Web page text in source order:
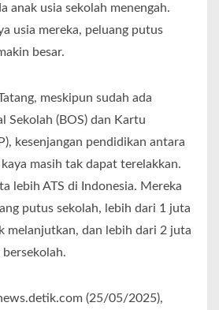
anak usia sekolah menengah.
usia mereka, peluang putus
besar.
meskipun sudah ada
Sekolah (BOS) dan Kartu
kesenjangan pendidikan antara
masih tak dapat terelakkan.
lebih ATS di Indonesia. Mereka
putus sekolah, lebih dari 1 juta
melanjutkan, dan lebih dari 2 juta
(25/05/2025),